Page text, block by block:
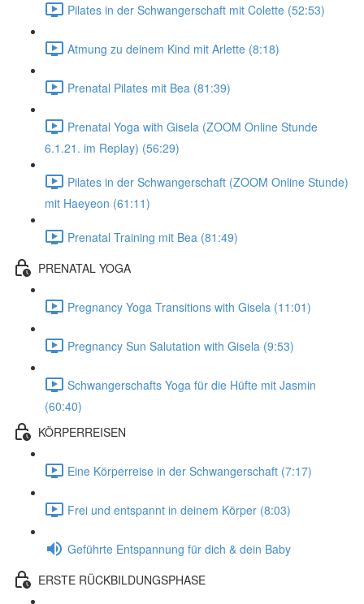
Pilates in der Schwangerschaft mit Colette (52:53)
Atmung zu deinem Kind mit Arlette (8:18)
Prenatal Pilates mit Bea (81:39)
Prenatal Yoga with Gisela (ZOOM Online Stunde
6.1.21. im Replay) (56:29)
Pilates in der Schwangerschaft (ZOOM Online Stunde)
mit Haeyeon (61:11)
Prenatal Training mit Bea (81:49)
PRENATAL YOGA
Pregnancy Yoga Transitions with Gisela (11:01)
Pregnancy Sun Salutation with Gisela (9:53)
Schwangerschafts Yoga für die Hüfte mit Jasmin
(60:40)
KÖRPERREISEN
Eine Körperreise in der Schwangerschaft (7:17)
Frei und entspannt in deinem Körper (8:03)
Geführte Entspannung für dich & dein Baby
ERSTE RÜCKBILDUNGSPHASE